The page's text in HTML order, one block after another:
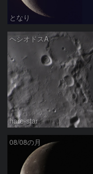
となり
ヘシオドスA
hare-star
08/08の月